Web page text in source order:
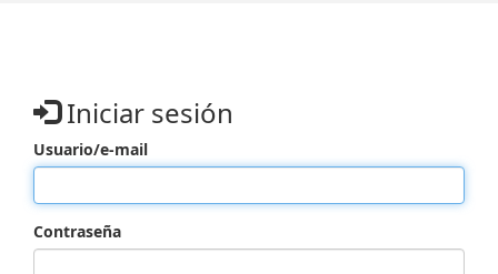
Iniciar sesión
Usuario/e-mail
Contraseña